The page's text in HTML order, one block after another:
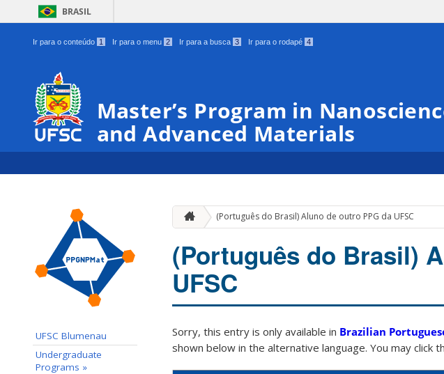
BRASIL
Ir para o conteúdo 1 Ir para o menu 2 Ir para a busca 3 Ir para o rodapé 4
Master’s Program in
and Advanced Materials
UFSC Blumenau
Undergraduate
Programs »
(Português do Brasil) Aluno de outro PPG da UFSC
(Português do Brasil)
UFSC
Sorry, this entry is only available in Brazilian
shown below in the alternative language. You may click